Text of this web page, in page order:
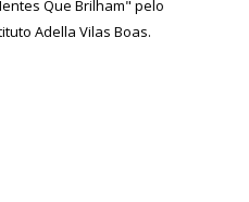
Que Brilham" pelo
Adella Vilas Boas.